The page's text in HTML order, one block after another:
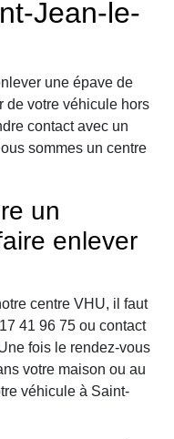
Jean-le-
une épave de
de votre véhicule hors
contact avec un
sommes un centre
un
enlever
centre VHU, il faut
41 96 75 ou contact
fois le rendez-vous
votre maison ou au
véhicule à Saint-